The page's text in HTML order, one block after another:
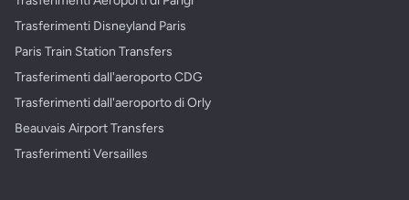
Trasferimenti Disneyland Paris
Paris Train Station Transfers
Trasferimenti dall'aeroporto CDG
Trasferimenti dall'aeroporto di Orly
Beauvais Airport Transfers
Trasferimenti Versailles